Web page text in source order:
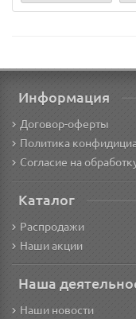
Информация
Договор-оферты
Политика
Согласие на
Каталог
Распродажи
Наши акции
Наша
Наши новости